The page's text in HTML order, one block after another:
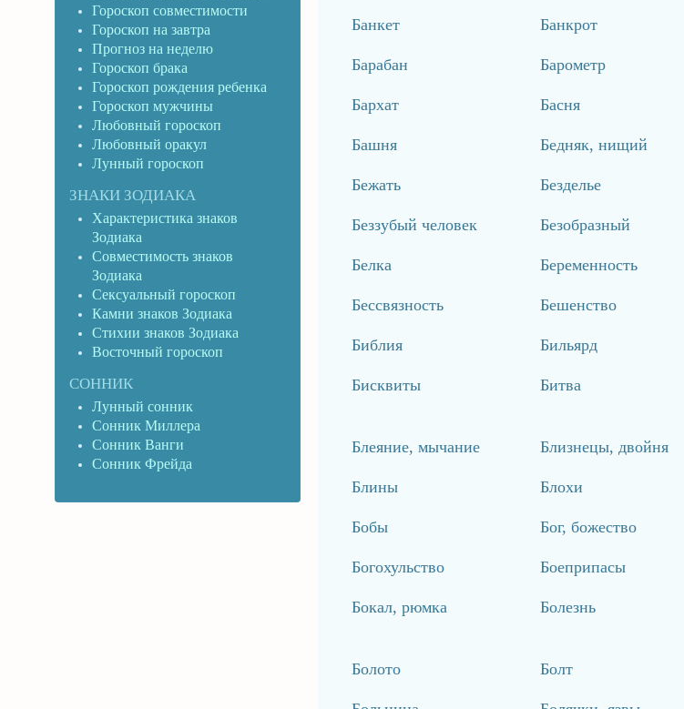
Банкет Банкрот
Барабан Барометр
Бархат Басня
Башня Бедняк, нищий
Бежать Безделье
Беззубый человек Безобразный
Белка Беременность
Бессвязность Бешенство
Библия Бильярд
Бисквиты Битва
Блеяние, мычание Близнецы, двойня
Блины Блохи
Бобы Бог, божество
Богохульство Боеприпасы
Бокал, рюмка Болезнь
Болото Болт
Гороскоп совместимости
Гороскоп на завтра
Прогноз на неделю
Гороскоп брака
Гороскоп рождения ребенка
Гороскоп мужчины
Любовный гороскоп
Любовный оракул
Лунный гороскоп
ЗНАКИ ЗОДИАКА
Характеристика знаков
Зодиака
Совместимость знаков
Зодиака
Сексуальный гороскоп
Камни знаков Зодиака
Стихии знаков Зодиака
Восточный гороскоп
СОННИК
Лунный сонник
Сонник Миллера
Сонник Ванги
Сонник Фрейда